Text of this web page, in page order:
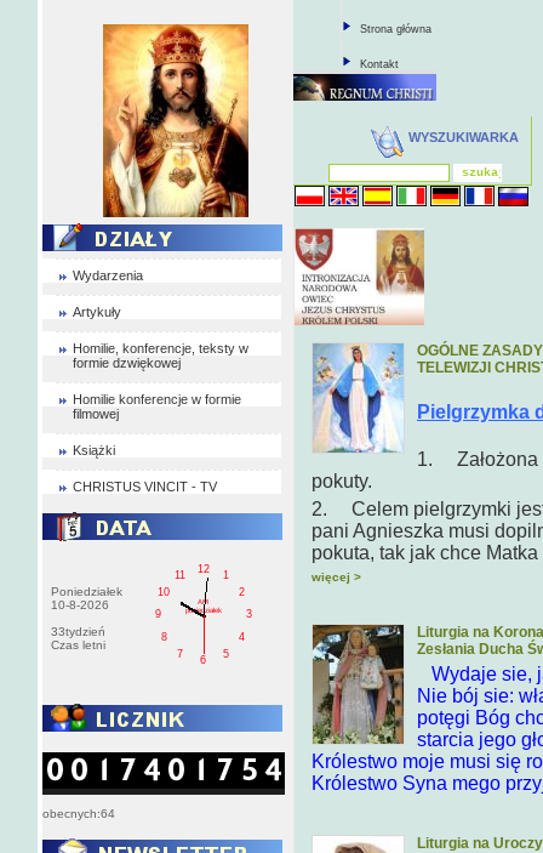
Wydarzenia
Artykuły
Homilie, konferencje, teksty w
formie dzwiękowej
Homilie konferencje w formie
filmowej
Książki
CHRISTUS VINCIT - TV
Poniedziałek
10-8-2026
33tydzień
Czas letni
1
2
3
4
5
6
7
8
9
10
11
12
AM
poniedziałek
obecnych:64
Strona główna
Kontakt
WYSZUKIWARKA
OGÓLNE
TELEWIZJI
Pielgrzymka
1. Założona
pokuty.
2. Celem pielgrzymki
pani Agnieszka musi
pokuta, tak jak chce Matka
więcej >
Liturgia na
Zesłania Ducha
Wydaje sie,
Nie bój sie:
potęgi Bóg
starcia jego
Królestwo moje musi się
Królestwo Syna mego
Liturgia na